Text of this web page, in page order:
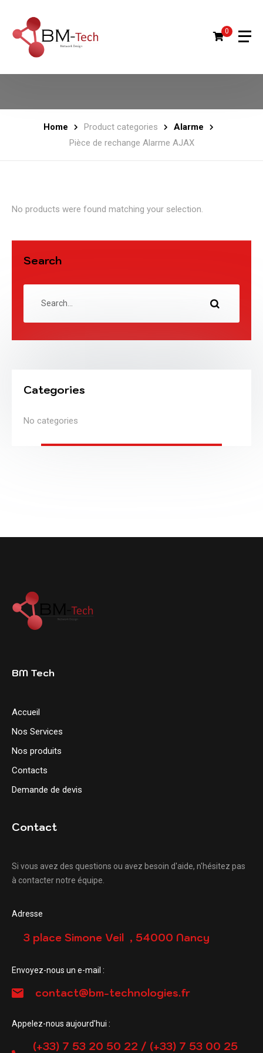
0
Home Product categories
Alarme
Pièce de rechange Alarme AJAX
No products were found matching your selection.
Search
Categories
No categories
BM Tech
Accueil
Nos Services
Nos produits
Contacts
Demande de devis
Contact
Si vous avez des questions ou avez besoin d'aide, n'hésitez pas
à contacter notre équipe.
Adresse
3 place Simone Veil , 54000 Nancy
Envoyez-nous un e-mail :
contact@bm-technologies.fr
Appelez-nous aujourd'hui :
(+33) 7 53 20 50 22 / (+33) 7 53 00 25